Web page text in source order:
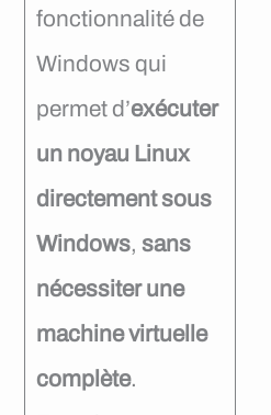
fonctionnalité de
Windows qui
permet d’exécuter
un noyau Linux
directement sous
Windows,sans
nécessiter une
machine virtuelle
complète.